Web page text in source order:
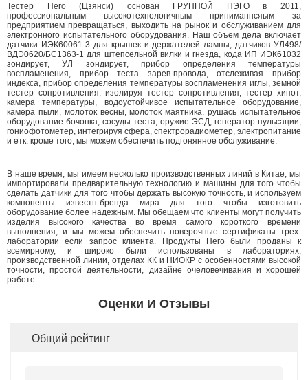
Тестер Пего (Цзянси) основан ГРУППОЙ ПЭГО в 2011,
профессиональным высокотехнологичным приниманнсяым за
предприятием превращаться, выходить на рынок и обслуживанием для
электронного испытательного оборудования. Наш объем дела включает
датчики ИЭК60061-3 для крышек и держателей лампы, датчиков УЛ498/
ВДЭ0620/БС1363-1 для штепсельной вилки и гнезда, кода ИП ИЭК61032
зондирует, УЛ зондирует, прибор определения температуры
воспламенения, прибор теста зарев-провода, отслеживая прибор
индекса, прибор определения температуры воспламенения иглы, земной
тестер сопротивления, изолируя тестер сопротивления, тестер хипот,
камера температуры, водоустойчивое испытательное оборудование,
камера пыли, молоток весны, молоток маятника, рушась испытательное
оборудование бочонка, сосуды теста, оружие ЭСД, генератор пульсации,
гониофотометер, интегрируя сфера, спектрорадиометер, электропитание
и етк. кроме того, мы можем обеспечить подгонянное обслуживание.
В наше время, мы имеем несколько производственных линий в Китае, мы
импортировали предварительную технологию и машины для того чтобы
сделать датчики для того чтобы держать высокую точность, и используем
компоненты известн-бренда мира для того чтобы изготовить
оборудование более надежным. Мы обещаем что клиенты могут получить
изделия высокого качества во время самого короткого времени
выполнения, и мы можем обеспечить поверочные сертификаты трех-
лаборатории если запрос клиента. Продукты Пего были проданы к
всемирному, и широко были использованы в лабораториях,
производственной линии, отделах КК и НИОКР с особенностями высокой
точности, простой деятельности, дизайне очеловечивания и хорошей
работе.
Оценки И Отзывы
Общий рейтинг